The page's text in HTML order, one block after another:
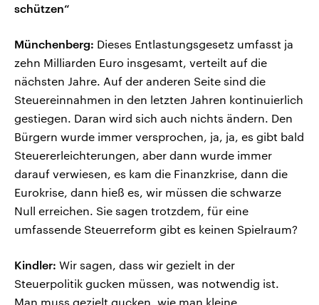
schützen“
Münchenberg: Dieses Entlastungsgesetz umfasst ja
zehn Milliarden Euro insgesamt, verteilt auf die
nächsten Jahre. Auf der anderen Seite sind die
Steuereinnahmen in den letzten Jahren kontinuierlich
gestiegen. Daran wird sich auch nichts ändern. Den
Bürgern wurde immer versprochen, ja, ja, es gibt bald
Steuererleichterungen, aber dann wurde immer
darauf verwiesen, es kam die Finanzkrise, dann die
Eurokrise, dann hieß es, wir müssen die schwarze
Null erreichen. Sie sagen trotzdem, für eine
umfassende Steuerreform gibt es keinen Spielraum?
Kindler: Wir sagen, dass wir gezielt in der
Steuerpolitik gucken müssen, was notwendig ist.
Man muss gezielt gucken, wie man kleine